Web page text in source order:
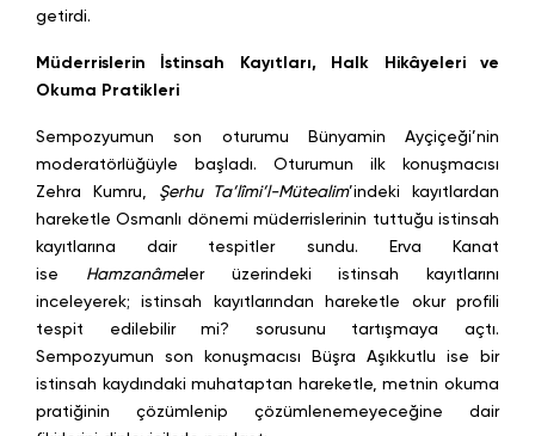
getirdi.
Müderrislerin İstinsah Kayıtları, Halk Hikâyeleri ve
Okuma Pratikleri
Sempozyumun son oturumu Bünyamin Ayçiçeği’nin
moderatörlüğüyle başladı. Oturumun ilk konuşmacısı
Zehra Kumru, Şerhu Ta’lîmi’l-Mütealim’indeki kayıtlardan
hareketle Osmanlı dönemi müderrislerinin tuttuğu istinsah
kayıtlarına dair tespitler sundu. Erva Kanat
ise Hamzanâmeler üzerindeki istinsah kayıtlarını
inceleyerek; istinsah kayıtlarından hareketle okur profili
tespit edilebilir mi? sorusunu tartışmaya açtı.
Sempozyumun son konuşmacısı Büşra Aşıkkutlu ise bir
istinsah kaydındaki muhataptan hareketle, metnin okuma
pratiğinin çözümlenip çözümlenemeyeceğine dair